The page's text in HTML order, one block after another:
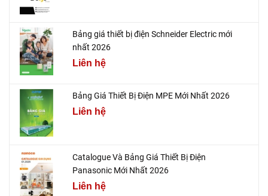
Bảng giá thiết bị điện Schneider Electric mới
nhất 2026
Liên hệ
Bảng Giá Thiết Bị Điện MPE Mới Nhất 2026
Liên hệ
Catalogue Và Bảng Giá Thiết Bị Điện
Panasonic Mới Nhất 2026
Liên hệ